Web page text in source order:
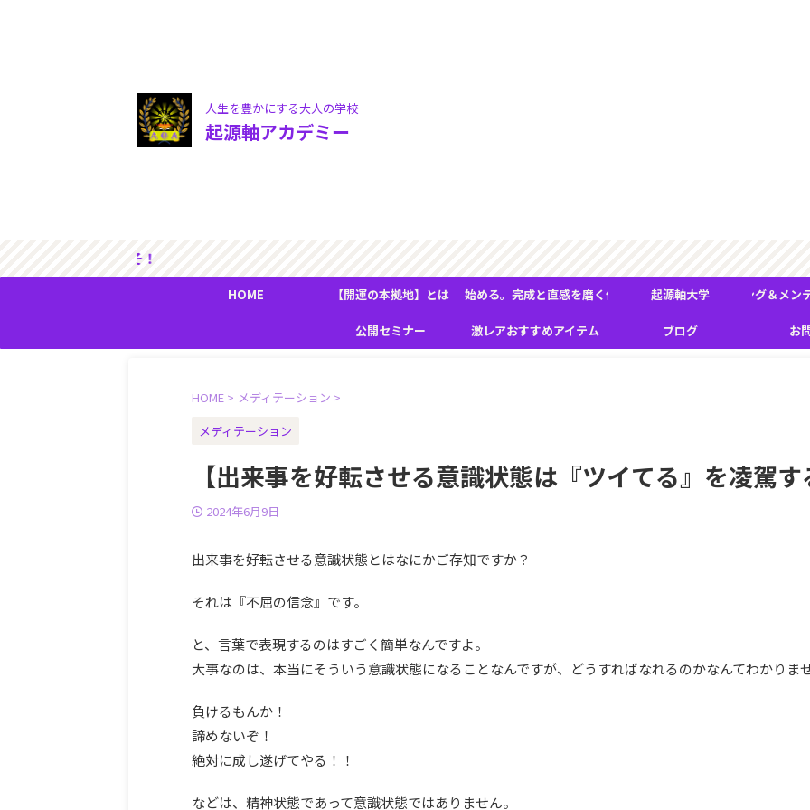
人生を豊かにする大人の学校
起源軸アカデミー
ミーへようこそ！ 物質的な現象の奥にある《本質》を
HOME 【開運の本拠地】とは
『人生の流れ』が変わり始める。完成と直感を磨く体験型フィールドワーク
起源軸大学
ＢＭＳヒーリング＆メ
公開セミナー 激レアおすすめアイテム ブログ お
HOME > メディテーション >
メディテーション
【出来事を好転させる意識状態は『ツイてる』を凌駕す
2024年6月9日
出来事を好転させる意識状態とはなにかご存知ですか？
それは『不屈の信念』です。
と、言葉で表現するのはすごく簡単なんですよ。
大事なのは、本当にそういう意識状態になることなんですが、どうすればなれるのかなんてわかりま
負けるもんか！
諦めないぞ！
絶対に成し遂げてやる！！
などは、精神状態であって意識状態ではありません。